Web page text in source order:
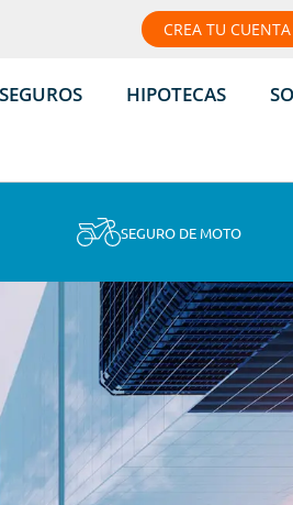
CREA TU CUENTA
SEGUROS HIPOTECAS
SEGURO DE MOTO